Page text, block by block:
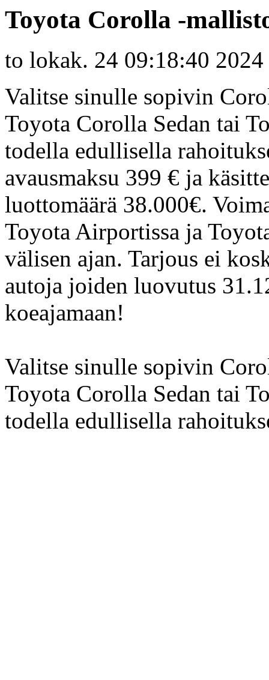
Toyota Corolla -
to lokak. 24 09:18:40 2024
Valitse sinulle sopivin
Toyota Corolla Sedan tai
todella edullisella
avausmaksu 399 € ja
luottomäärä 38.000€.
Toyota Airportissa ja
välisen ajan. Tarjous ei
autoja joiden luovutus
koeajamaan!
Valitse sinulle sopivin
Toyota Corolla Sedan tai
todella edullisella